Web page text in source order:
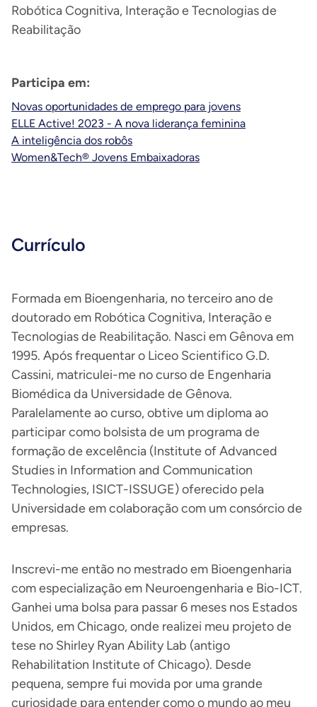
Robótica Cognitiva, Interação e Tecnologias de
Reabilitação
Participa em:
Novas oportunidades de emprego para jovens
ELLE Active! 2023 - A nova liderança feminina
A inteligência dos robôs
Women&Tech® Jovens Embaixadoras
Currículo
Formada em Bioengenharia, no terceiro ano de
doutorado em Robótica Cognitiva, Interação e
Tecnologias de Reabilitação. Nasci em Gênova em
1995. Após frequentar o Liceo Scientifico G.D.
Cassini, matriculei-me no curso de Engenharia
Biomédica da Universidade de Gênova.
Paralelamente ao curso, obtive um diploma ao
participar como bolsista de um programa de
formação de excelência (Institute of Advanced
Studies in Information and Communication
Technologies, ISICT-ISSUGE) oferecido pela
Universidade em colaboração com um consórcio de
empresas.
Inscrevi-me então no mestrado em Bioengenharia
com especialização em Neuroengenharia e Bio-ICT.
Ganhei uma bolsa para passar 6 meses nos Estados
Unidos, em Chicago, onde realizei meu projeto de
tese no Shirley Ryan Ability Lab (antigo
Rehabilitation Institute of Chicago). Desde
pequena, sempre fui movida por uma grande
curiosidade para entender como o mundo ao meu